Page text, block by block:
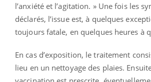
l’anxiété et l’agitation. » Une fois les
déclarés, l’issue est, à quelques
toujours fatale, en quelques heures à
En cas d’exposition, le traitement
lieu en un nettoyage des plaies.